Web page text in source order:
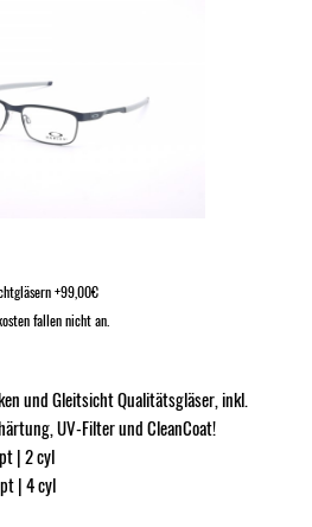
+99,00€
fallen nicht an.
und Gleitsicht Qualitätsgläser, inkl.
UV-Filter und CleanCoat!
| 2 cyl
| 4 cyl